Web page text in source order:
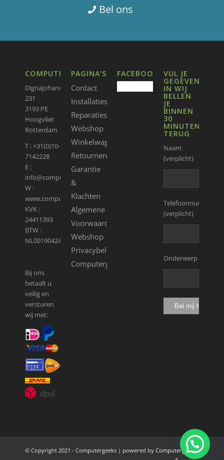
Bel ons
COMPUTERGEEKS
Dignajohannaweg
231
3193 PE
Hoogvliet
Rotterdam
T : +31(0)10-
7142228
E :
info@computergeeks.nl
W :
www.computergeeks.nl
KVK :
24411393
BTW :
NL001904246B13
Bij ons
betaalt u
veilig en
versturen
wij met:
PAGINA’S
Contact
Installaties
Reparaties
Webshop
Winkelwagen
Retourneren
Garantie
&
Klachten
Algemene
Voorwaarden
Webshop
Privacybeleid
Computergeeks
FACEBOOK VUL JE
GEGEVENS
IN WIJ
BELLEN
JE
BINNEN
30
MINUTEN
TERUG
Naam
(verplicht)
Telefoonnummer
(verplicht)
Onderwerp
© Copyright 2021 - Computergeeks | powered by Computergeeks